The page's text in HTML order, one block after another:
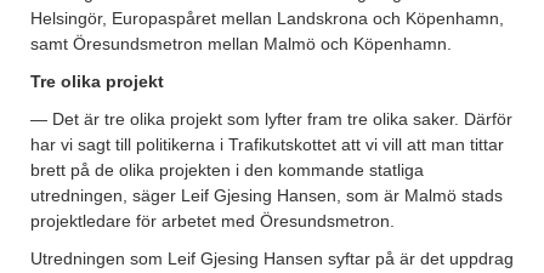
Helsingör, Europaspåret mellan Landskrona och Köpenhamn,
samt Öresundsmetron mellan Malmö och Köpenhamn.
Tre olika projekt
— Det är tre olika projekt som lyfter fram tre olika saker. Därför
har vi sagt till politikerna i Trafikutskottet att vi vill att man tittar
brett på de olika projekten i den kommande statliga
utredningen, säger Leif Gjesing Hansen, som är Malmö stads
projektledare för arbetet med Öresundsmetron.
Utredningen som Leif Gjesing Hansen syftar på är det uppdrag